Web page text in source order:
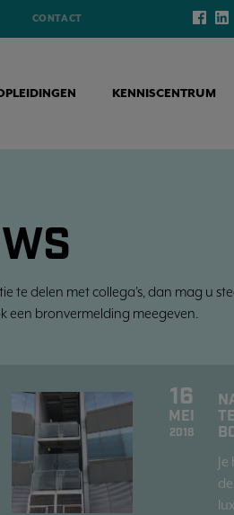
CONTACT
KENNISCENTRUM
te delen met collega's, dan mag u
een bronvermelding meegeven.
16
MEI
2018